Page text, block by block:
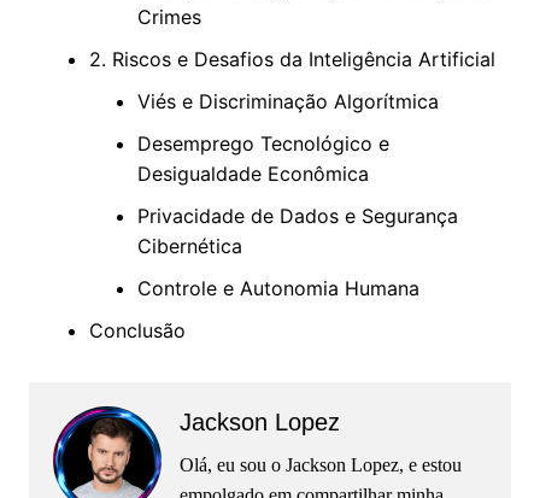
Crimes
2. Riscos e Desafios da Inteligência Artificial
Viés e Discriminação Algorítmica
Desemprego Tecnológico e
Desigualdade Econômica
Privacidade de Dados e Segurança
Cibernética
Controle e Autonomia Humana
Conclusão
Jackson Lopez
Olá, eu sou o Jackson Lopez, e estou